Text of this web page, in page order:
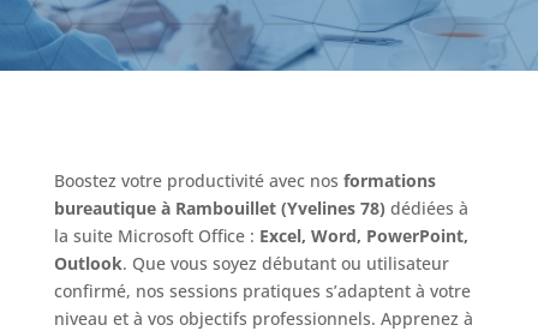
Boostez votre productivité avec nos formations
bureautique à Rambouillet (Yvelines 78) dédiées à
la suite Microsoft Office : Excel, Word, PowerPoint,
Outlook. Que vous soyez débutant ou utilisateur
confirmé, nos sessions pratiques s’adaptent à votre
niveau et à vos objectifs professionnels. Apprenez à